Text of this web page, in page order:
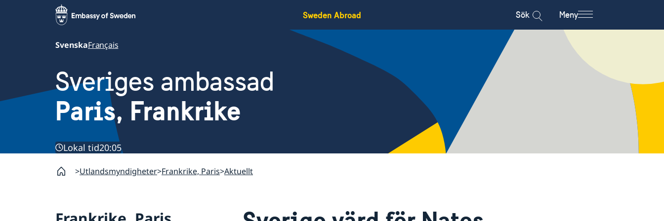
Sweden Abroad Sök Meny
SvenskaFrançais
Sveriges ambassad
Paris, Frankrike
Lokal tid20:05
Utlandsmyndigheter Frankrike, Paris Aktuellt